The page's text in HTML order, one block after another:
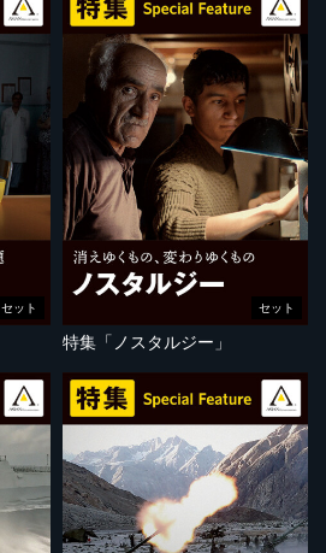
セット セット
特集「ノスタルジー」